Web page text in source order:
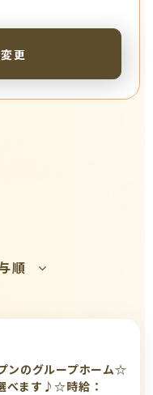
更
順
ンのグループホーム☆
べます♪☆時給：